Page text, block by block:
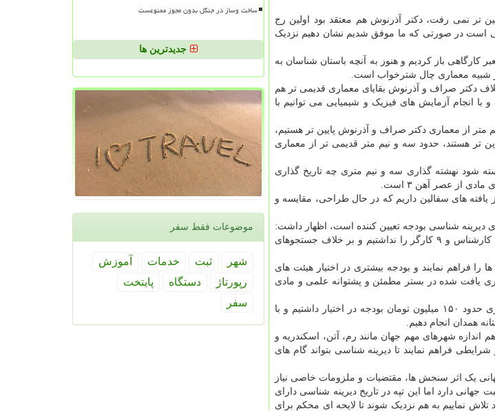
تر نمی رفت، دکتر آذرنوش هم معتقد بود اولین رج
است در صورتی که ما موفق شدیم نشان دهیم نزدیک
باز کردیم و هنوز به آنچه باستان شناسان به
شبیه معماری چال شترخواب است.
دکتر صراف و آذرنوش بقایای معماری قدیمی تر هم
انجام آزمایش های فیزیک و شیمیایی می توانیم با
متر از معماری دکتر صراف و آذرنوش پایین تر هستیم،
تر هستند، حدود سه و نیم متر قدیمی تر از معماری
شود نهشته گذاری سه و نیم متری چه تاریخ گذاری
از عصر آهن ۳ است.
های سفالین داریم که در حال طراحی، مقایسه و
دیرینه شناسی بودجه تعیین کننده است، اظهار داشت:
در این فصل کاوش به دلیل تورم بالا و کمبود بودجه توانایی در اختیار گرفتن بیشتر از پنج کارشناس و ۹ کارگر را نداشتیم و بر خلاف جستجوهای
فراهم نمایند و بودجه بیشتری در اختیار هیئت های
یافت شده در بستر مطمئن و پشتوانه علمی و مادی
ملک زاده افزود: اگر این فصل کاوش را با مقیاس های دوره های پیش بسنجیم سال جاری حدود ۱۵۰ میلیون تومان بودجه در اختیار داشتیم و با
همدان انجام دهیم.
اندازه شهرهای مهم جهان مانند رم، آتن، اسکندریه و
فراهم نمایند تا دیرینه شناسی بتواند گام های
یک اثر سنجش ها، مقتضیات و ملزومات خاصی نیاز
جهانی دارد اما این تپه در تاریخ دیرینه شناسی دارای
نماییم به هم نزدیک شوند تا لایحه ای محکم برای
ساخت وساز در جنگل بدون مجوز ممنوعست
جدیدترین ها
موضوعات فقط سفر
شهر ثبت خدمات
آموزش
رپورتاژ
دستگاه
پایتخت
سفر